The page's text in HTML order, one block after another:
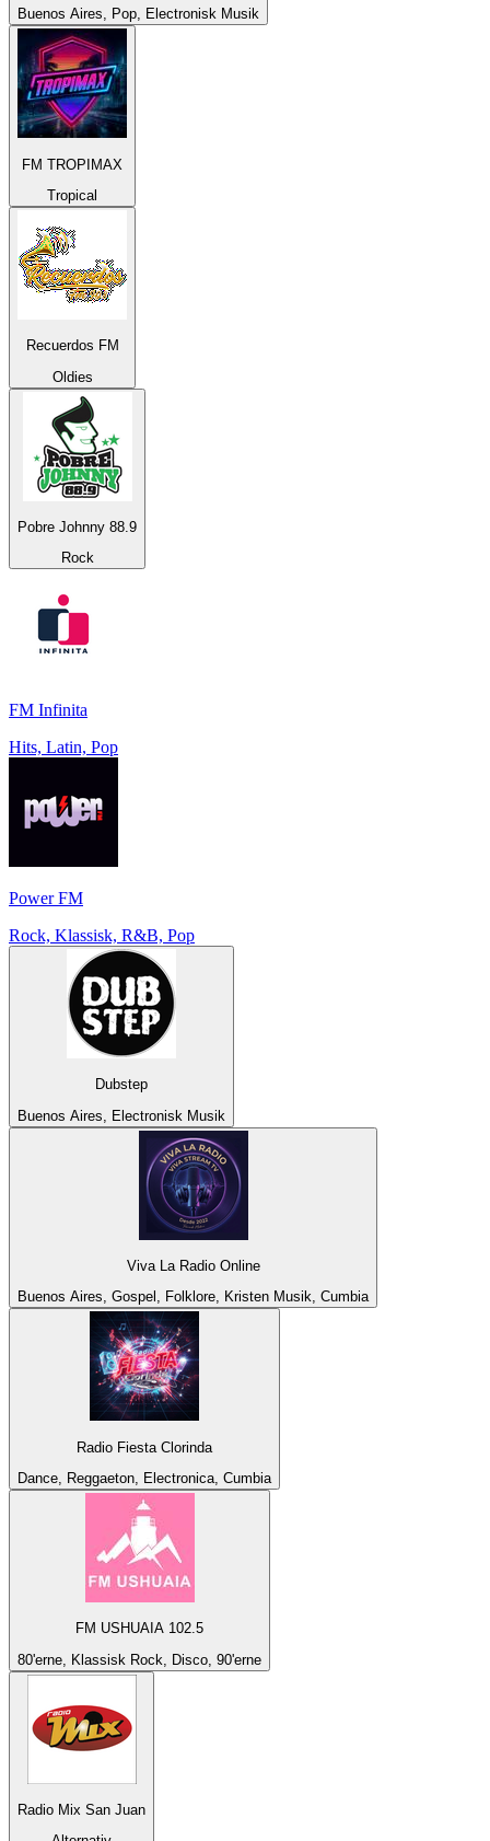
Buenos Aires, Pop, Electronisk Musik
FM TROPIMAX
Tropical
Recuerdos FM
Oldies
Pobre Johnny 88.9
Rock
FM Infinita
Hits, Latin, Pop
Power FM
Rock, Klassisk, R&B, Pop
Dubstep
Buenos Aires, Electronisk Musik
Viva La Radio Online
Buenos Aires, Gospel, Folklore, Kristen Musik, Cumbia
Radio Fiesta Clorinda
Dance, Reggaeton, Electronica, Cumbia
FM USHUAIA 102.5
80'erne, Klassisk Rock, Disco, 90'erne
Radio Mix San Juan